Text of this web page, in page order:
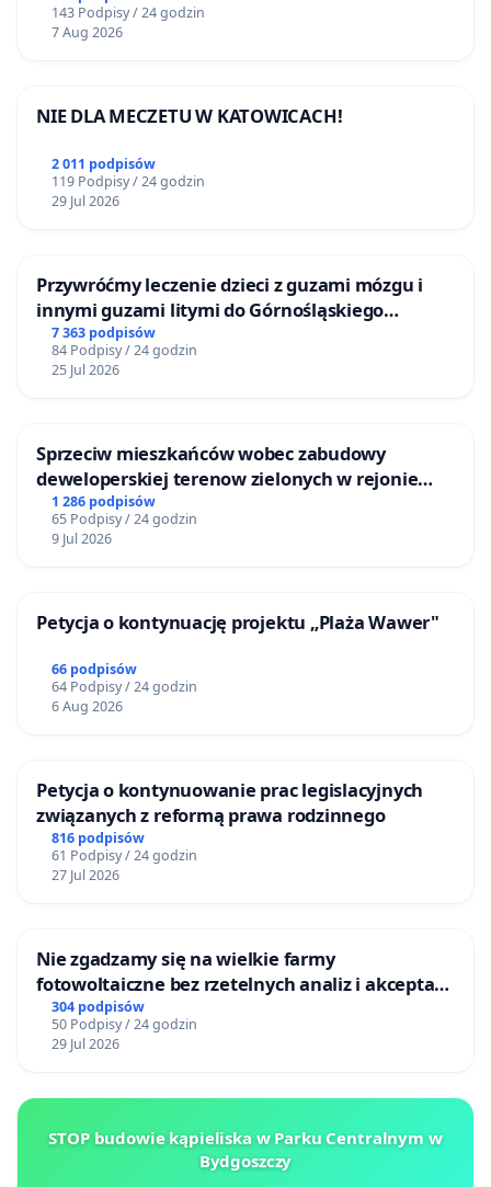
143 Podpisy / 24 godzin
7 Aug 2026
NIE DLA MECZETU W KATOWICACH!
2 011 podpisów
119 Podpisy / 24 godzin
29 Jul 2026
Przywróćmy leczenie dzieci z guzami mózgu i
innymi guzami litymi do Górnośląskiego
Centrum Zdrowia Dziecka w Katowicach
7 363 podpisów
84 Podpisy / 24 godzin
25 Jul 2026
Sprzeciw mieszkańców wobec zabudowy
deweloperskiej terenow zielonych w rejonie
Bulwarów Straceńskich w Bielsku-Białej
1 286 podpisów
65 Podpisy / 24 godzin
9 Jul 2026
Petycja o kontynuację projektu „Plaża Wawer"
66 podpisów
64 Podpisy / 24 godzin
6 Aug 2026
Petycja o kontynuowanie prac legislacyjnych
związanych z reformą prawa rodzinnego
816 podpisów
61 Podpisy / 24 godzin
27 Jul 2026
Nie zgadzamy się na wielkie farmy
fotowoltaiczne bez rzetelnych analiz i akceptacji
mieszkańców
304 podpisów
50 Podpisy / 24 godzin
29 Jul 2026
STOP budowie kąpieliska w Parku Centralnym w
Bydgoszczy